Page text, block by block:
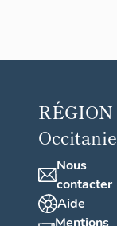
RÉGION
Occitanie
Nous
contacter
Aide